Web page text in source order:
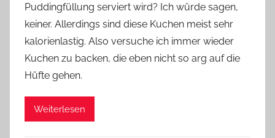
o
n
n
e
Puddingfüllung serviert wird? Ich würde sagen,
keiner. Allerdings sind diese Kuchen meist sehr
kalorienlastig. Also versuche ich immer wieder
Kuchen zu backen, die eben nicht so arg auf die
Hüfte gehen.
Weiterlesen